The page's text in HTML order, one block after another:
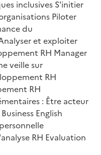
inclusives S'initier
Piloter
du
et exploiter
RH Manager
veille sur
RH
RH
: Être acteur
English
RH Evaluation